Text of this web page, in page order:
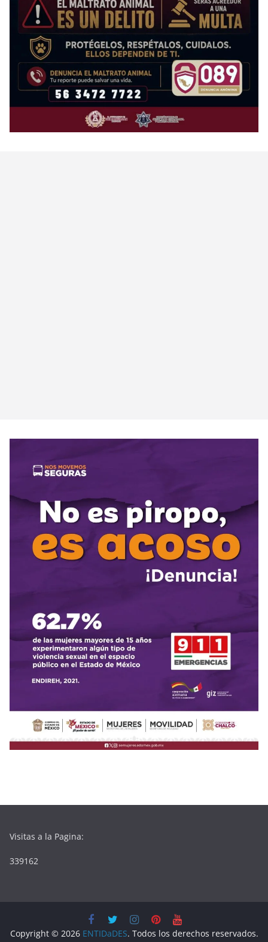
Visitas a la Pagina:
339162
Copyright © 2026 ENTIDaDES. Todos los derechos reservados.